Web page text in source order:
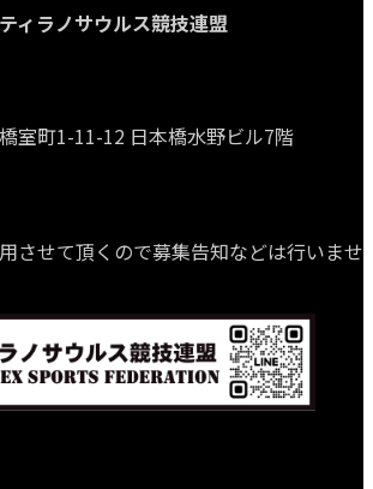
ィラノサウルス競技連盟
室町1-11-12 日本橋水野ビル7階
させて頂くので募集告知などは行いませ